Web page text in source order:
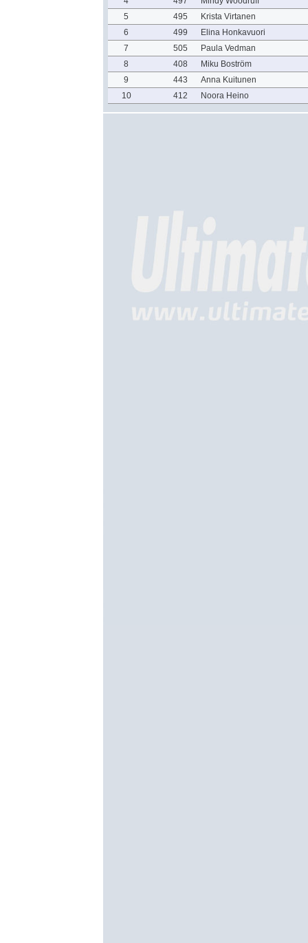
5
495
Krista Virtanen
6
499
Elina Honkavuori
7
505
Paula Vedman
8
408
Miku Boström
9
443
Anna Kuitunen
10
412 Noora Heino